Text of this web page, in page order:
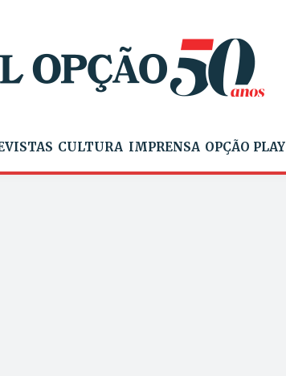
CULTURA IMPRENSA OPÇÃO PLAY